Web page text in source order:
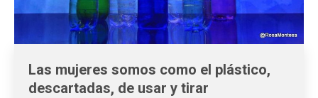
Las mujeres somos como el plástico,
descartadas, de usar y tirar